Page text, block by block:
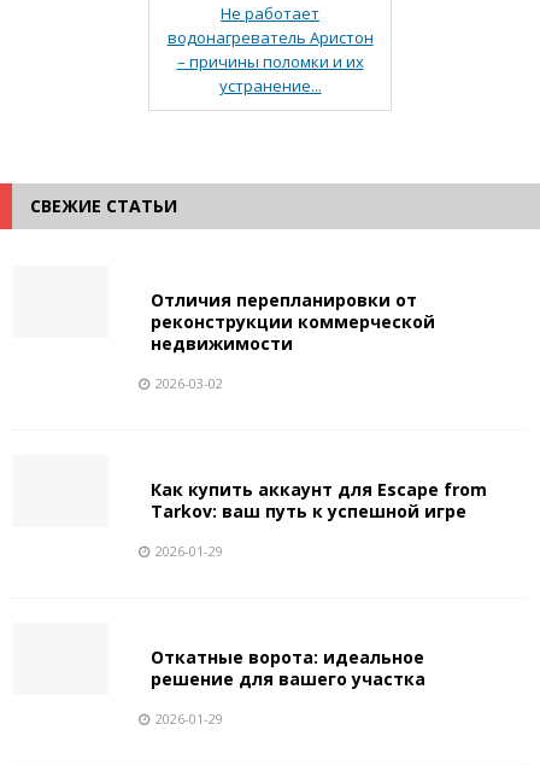
Не работает
водонагреватель Аристон
– причины поломки и их
устранение...
СВЕЖИЕ СТАТЬИ
Отличия перепланировки от
реконструкции коммерческой
недвижимости
2026-03-02
Как купить аккаунт для Escape from
Tarkov: ваш путь к успешной игре
2026-01-29
Откатные ворота: идеальное
решение для вашего участка
2026-01-29